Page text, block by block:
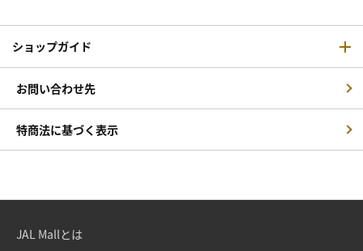
ショップガイド
お問い合わせ先
特商法に基づく表示
JAL Mallとは